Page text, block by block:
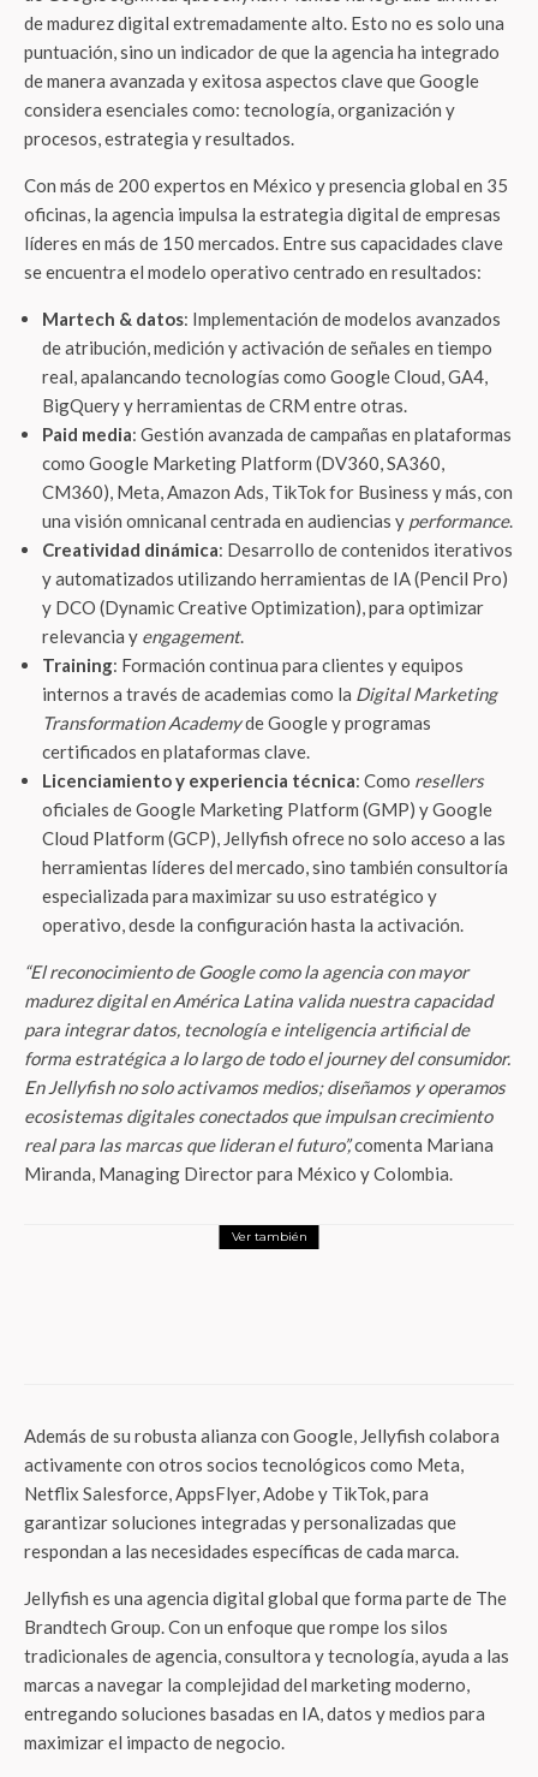
de madurez digital extremadamente alto. Esto no es solo una
puntuación, sino un indicador de que la agencia ha integrado
de manera avanzada y exitosa aspectos clave que Google
considera esenciales como: tecnología, organización y
procesos, estrategia y resultados.
Con más de 200 expertos en México y presencia global en 35
oficinas, la agencia impulsa la estrategia digital de empresas
líderes en más de 150 mercados. Entre sus capacidades clave
se encuentra el modelo operativo centrado en resultados:
Martech & datos: Implementación de modelos avanzados
de atribución, medición y activación de señales en tiempo
real, apalancando tecnologías como Google Cloud, GA4,
BigQuery y herramientas de CRM entre otras.
Paid media: Gestión avanzada de campañas en plataformas
como Google Marketing Platform (DV360, SA360,
CM360), Meta, Amazon Ads, TikTok for Business y más, con
una visión omnicanal centrada en audiencias y performance.
Creatividad dinámica: Desarrollo de contenidos iterativos
y automatizados utilizando herramientas de IA (Pencil Pro)
y DCO (Dynamic Creative Optimization), para optimizar
relevancia y engagement.
Training: Formación continua para clientes y equipos
internos a través de academias como la Digital Marketing
Transformation Academyde Google y programas
certificados en plataformas clave.
Licenciamiento y experiencia técnica: Como resellers
oficiales de Google Marketing Platform (GMP) y Google
Cloud Platform (GCP), Jellyfish ofrece no solo acceso a las
herramientas líderes del mercado, sino también consultoría
especializada para maximizar su uso estratégico y
operativo, desde la configuración hasta la activación.
“El reconocimiento de Google como la agencia con mayor
madurez digital en América Latina valida nuestra capacidad
para integrar datos, tecnología e inteligencia artificial de
forma estratégica a lo largo de todo el journey del consumidor.
En Jellyfish no solo activamos medios; diseñamos y operamos
ecosistemas digitales conectados que impulsan crecimiento
real para las marcas que lideran el futuro”,comenta Mariana
Miranda, Managing Director para México y Colombia.
Ver también
Además de su robusta alianza con Google, Jellyfish colabora
activamente con otros socios tecnológicos como Meta,
Netflix Salesforce, AppsFlyer, Adobe y TikTok, para
garantizar soluciones integradas y personalizadas que
respondan a las necesidades específicas de cada marca.
Jellyfish es una agencia digital global que forma parte de The
Brandtech Group. Con un enfoque que rompe los silos
tradicionales de agencia, consultora y tecnología, ayuda a las
marcas a navegar la complejidad del marketing moderno,
entregando soluciones basadas en IA, datos y medios para
maximizar el impacto de negocio.